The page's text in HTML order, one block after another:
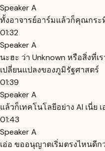
Speaker A
ทั้งอาจารย์อาร์มแล้วก็คุณกระ
01:32
Speaker A
นะฮะ ว่า Unknown หรือสิ่งที่เ
เปลี่ยนแปลงของภูมิรัฐศาสตร์
01:39
Speaker A
แล้วก็เทคโนโลยีอย่าง AI เนี่ย
01:43
Speaker A
เอ่อ ขออนุญาตเริ่มตรงไหนดีก